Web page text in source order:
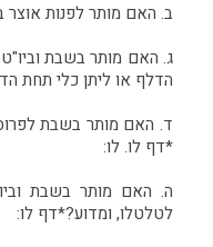
ב. האם מותר לפנות
ג. האם מותר בשבת וביו"ט
הדלף או ליתן כלי תחת
ד. האם מותר בשבת
*דף לו. לו:
ה. האם מותר בשבת
לטלטלו, ומדוע?*דף לו: